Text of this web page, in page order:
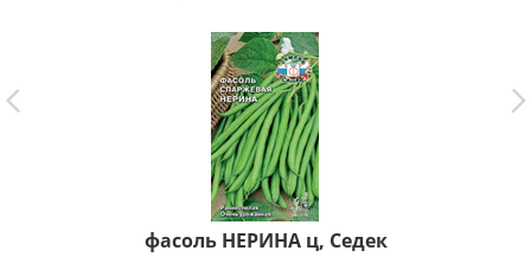
фасоль НЕРИНА ц, Седек